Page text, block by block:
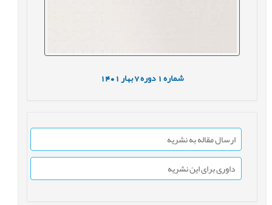
شماره1 دوره7 بهار1401
ارسال مقاله به نشریه
داوری برای این نشریه